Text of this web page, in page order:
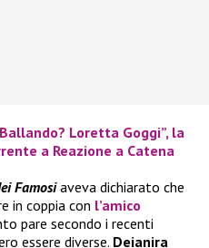
Loretta Goggi”, la
a Reazione a Catena
Famosiaveva dichiarato che
in coppia con l’amico
pare secondo i recenti
essere diverse. Deianira